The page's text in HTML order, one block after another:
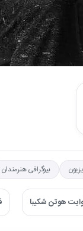
بیوگرافی هنرمندان
هوتن شکیبا